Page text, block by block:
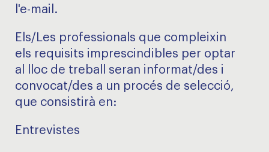
l'e-mail.
Els/Les professionals que compleixin
els requisits imprescindibles per optar
al lloc de treball seran informat/des i
convocat/des a un procés de selecció,
que consistirà en:
Entrevistes